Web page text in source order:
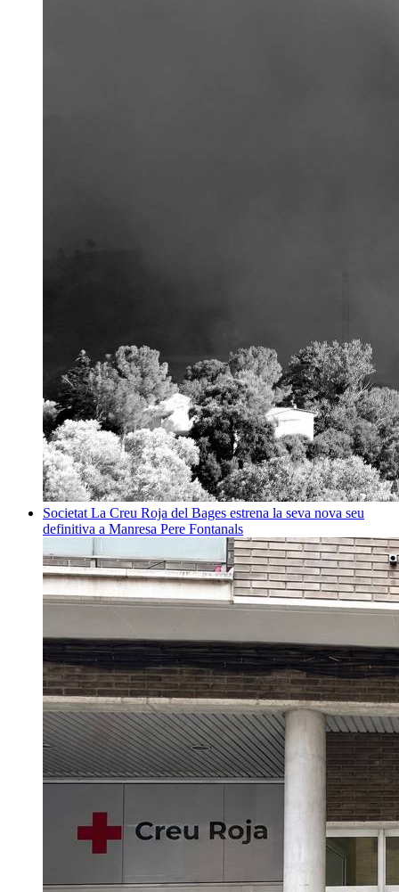
Societat La Creu Roja del Bages estrena la seva nova seu
definitiva a Manresa Pere Fontanals